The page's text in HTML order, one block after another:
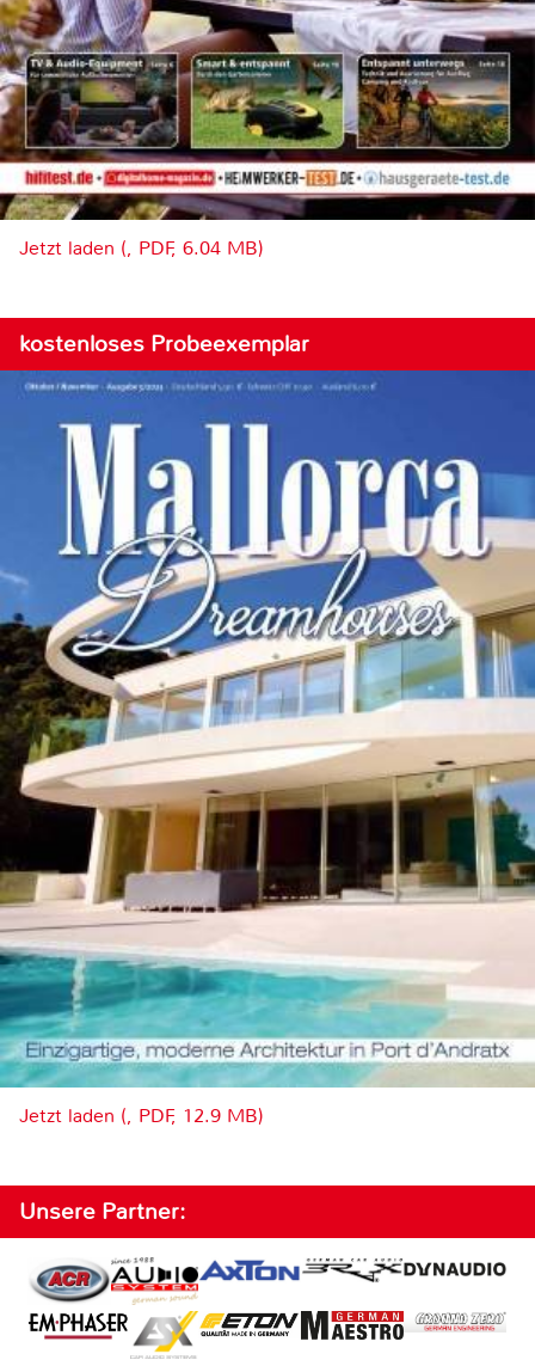
Jetzt laden (, PDF, 6.04 MB)
kostenloses Probeexemplar
Jetzt laden (, PDF, 12.9 MB)
Unsere Partner: